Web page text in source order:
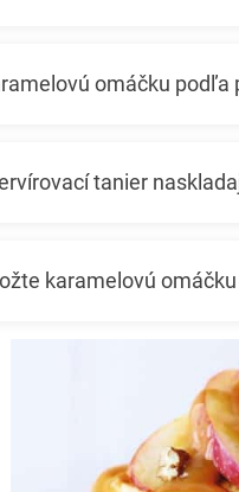
omáčku podľa
tanier
karamelovú